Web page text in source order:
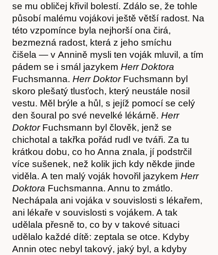
Kontakt
Předplatné
se mu obličej křivil bolestí. Zdálo se, že tohle
působí malému vojákovi ještě větší radost. Na
této vzpomínce byla nejhorší ona čirá,
bezmezná radost, která z jeho smíchu
čišela — v Annině mysli ten voják mluvil, a tím
pádem se i smál jazykem Herr Doktora
Fuchsmanna. Herr Doktor Fuchsmann byl
skoro plešatý tlusťoch, který neustále nosil
vestu. Měl brýle a hůl, s jejíž pomocí se celý
den šoural po své nevelké lékárně. Herr
Doktor Fuchsmann byl člověk, jenž se
chichotal a takřka pořád rudl ve tváři. Za tu
krátkou dobu, co ho Anna znala, jí podstrčil
více sušenek, než kolik jich kdy někde jinde
viděla. A ten malý voják hovořil jazykem Herr
Doktora Fuchsmanna. Annu to zmátlo.
Nechápala ani vojáka v souvislosti s lékařem,
ani lékaře v souvislosti s vojákem. A tak
udělala přesně to, co by v takové situaci
udělalo každé dítě: zeptala se otce. Kdyby
Annin otec nebyl takový, jaký byl, a kdyby